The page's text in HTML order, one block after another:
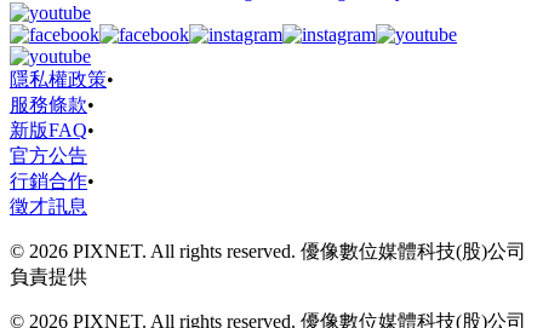
隱私權政策•
服務條款•
新版FAQ•
官方公告
行銷合作•
徵才訊息
© 2026 PIXNET. All rights reserved. 優像數位媒體科技(股)公司
負責提供
© 2026 PIXNET. All rights reserved. 優像數位媒體科技(股)公司